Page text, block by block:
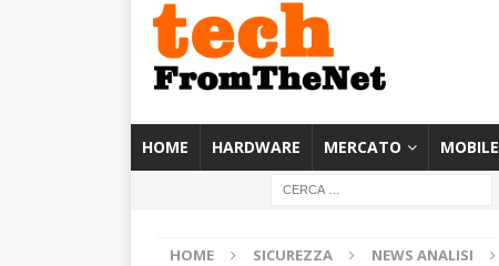
HOME HARDWARE MERCATO MOBILE
HOME SICUREZZA NEWS ANALISI